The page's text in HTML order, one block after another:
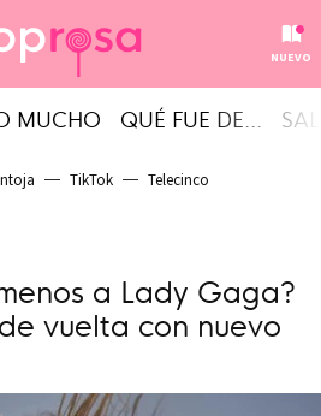
NUEVO
MUCHO QUÉ FUE DE...
TikTok Telecinco
a Lady Gaga?
vuelta con nuevo